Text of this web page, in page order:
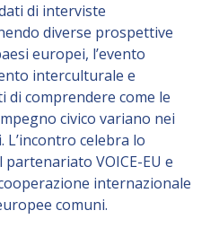
di interviste
diverse prospettive
europei, l’evento
interculturale e
di comprendere come le
civico variano nei
celebra lo
VOICE-EU e
internazionale
comuni.